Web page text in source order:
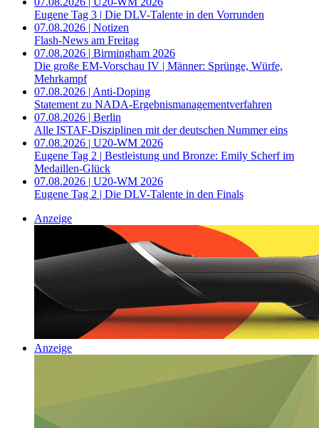
Eugene Tag 3 | Die DLV-Talente in den Vorrunden
07.08.2026 | Notizen
Flash-News am Freitag
07.08.2026 | Birmingham 2026
Die große EM-Vorschau IV | Männer: Sprünge, Würfe,
Mehrkampf
07.08.2026 | Anti-Doping
Statement zu NADA-Ergebnismanagementverfahren
07.08.2026 | Berlin
Alle ISTAF-Disziplinen mit der deutschen Nummer eins
07.08.2026 | U20-WM 2026
Eugene Tag 2 | Bestleistung und Bronze: Emily Scherf im
Medaillen-Glück
07.08.2026 | U20-WM 2026
Eugene Tag 2 | Die DLV-Talente in den Finals
Anzeige
Anzeige